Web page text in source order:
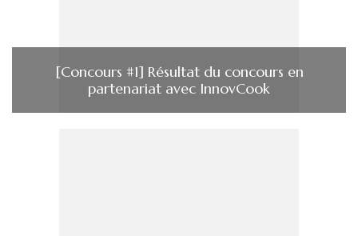
[Concours #1] Résultat du concours en
partenariat avec InnovCook